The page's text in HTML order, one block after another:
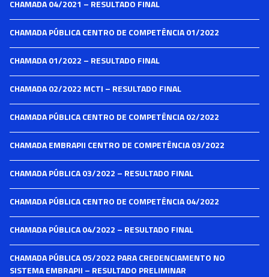
CHAMADA 04/2021 – RESULTADO FINAL
CHAMADA PÚBLICA CENTRO DE COMPETÊNCIA 01/2022
CHAMADA 01/2022 – RESULTADO FINAL
CHAMADA 02/2022 MCTI – RESULTADO FINAL
CHAMADA PÚBLICA CENTRO DE COMPETÊNCIA 02/2022
CHAMADA EMBRAPII CENTRO DE COMPETÊNCIA 03/2022
CHAMADA PÚBLICA 03/2022 – RESULTADO FINAL
CHAMADA PÚBLICA CENTRO DE COMPETÊNCIA 04/2022
CHAMADA PÚBLICA 04/2022 – RESULTADO FINAL
CHAMADA PÚBLICA 05/2022 PARA CREDENCIAMENTO NO
SISTEMA EMBRAPII – RESULTADO PRELIMINAR